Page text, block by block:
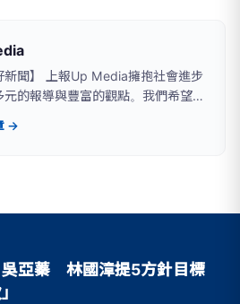
新聞】 上報Up Media擁抱社會進步
的報導與豐富的觀點。我們希望提
度、廣度的原生新聞。
→
吳亞蓁 林國漳提5方針目標